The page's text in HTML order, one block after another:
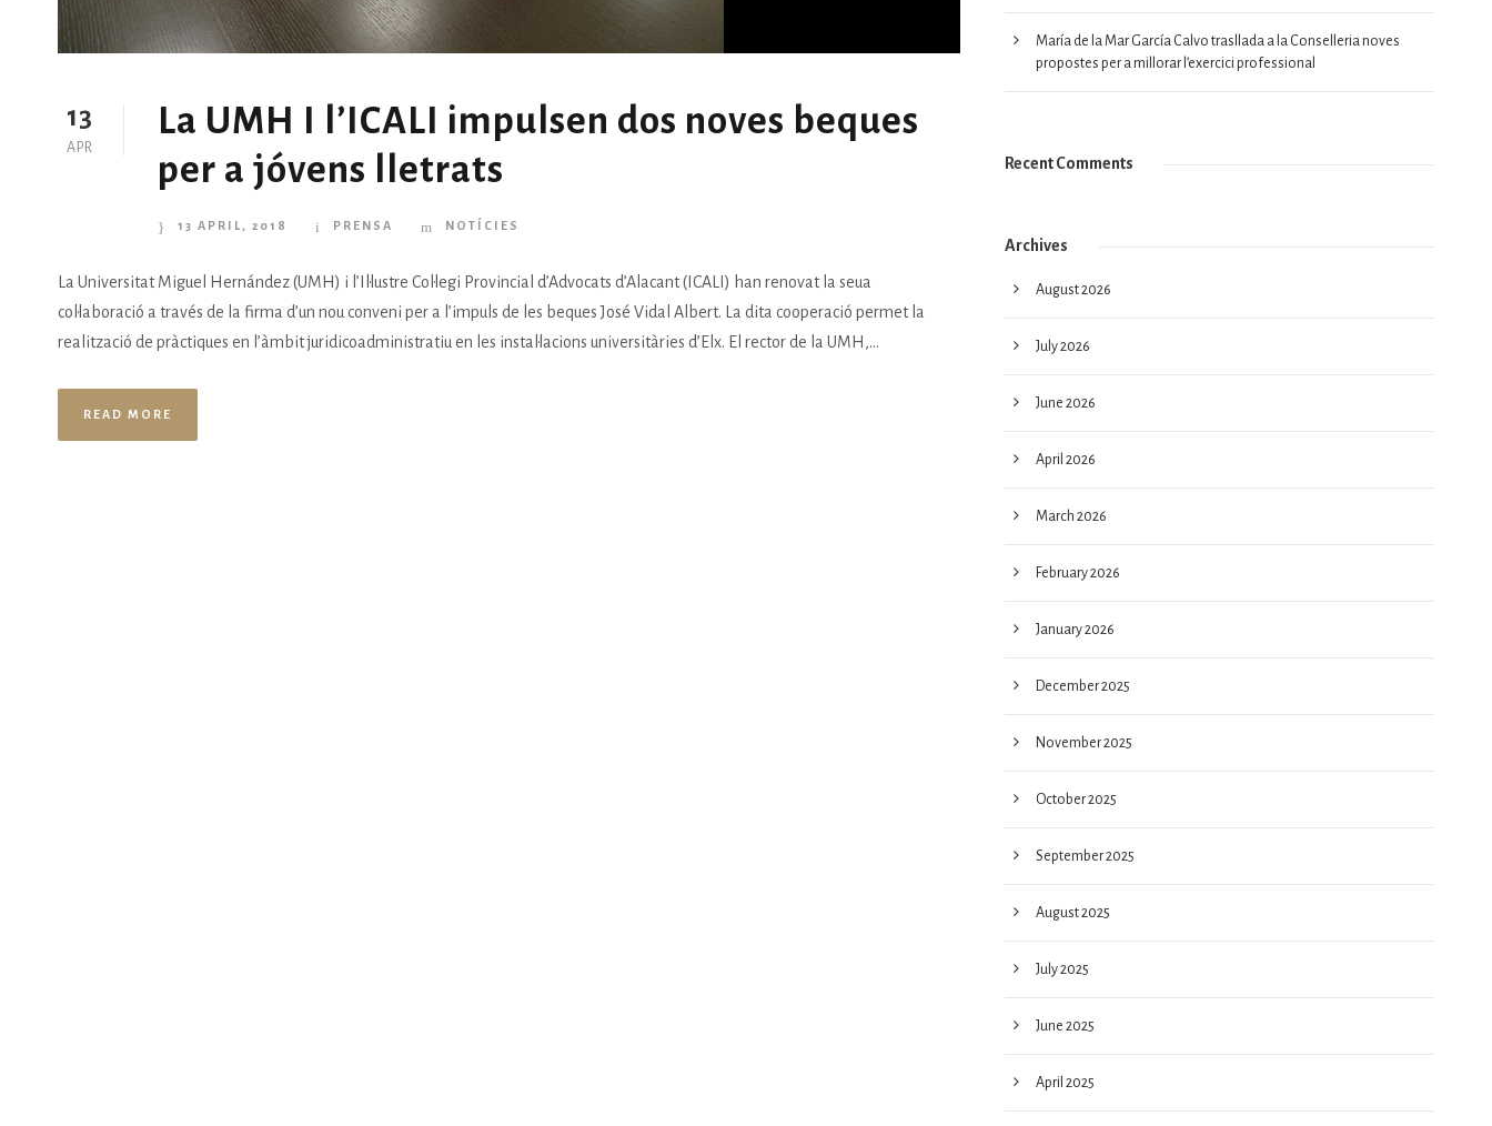
13
APR
La UMH I l’ICALI impulsen dos noves beques
per a jóvens lletrats
13 APRIL, 2018 PRENSA NOTÍCIES
La Universitat Miguel Hernández (UMH) i l’Il·lustre Col·legi Provincial d’Advocats d’Alacant (ICALI) han renovat la seua
col·laboració a través de la firma d’un nou conveni per a l’impuls de les beques José Vidal Albert. La dita cooperació permet la
realització de pràctiques en l’àmbit juridicoadministratiu en les instal·lacions universitàries d’Elx. El rector de la UMH,...
READ MORE
María de la Mar García Calvo trasllada a la Conselleria noves
propostes per a millorar l’exercici professional
Recent Comments
Archives
August 2026
July 2026
June 2026
April 2026
March 2026
February 2026
January 2026
December 2025
November 2025
October 2025
September 2025
August 2025
July 2025
June 2025
April 2025